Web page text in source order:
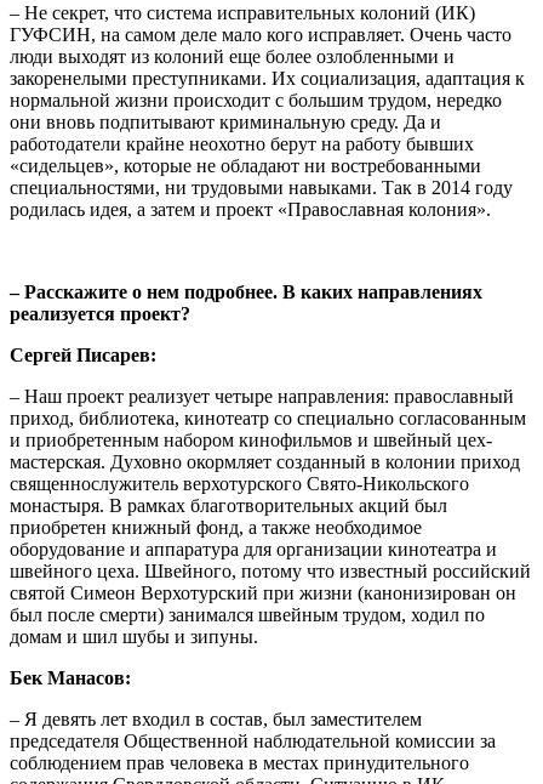
– Не секрет, что система исправительных колоний (ИК)
ГУФСИН, на самом деле мало кого исправляет. Очень часто
люди выходят из колоний еще более озлобленными и
закоренелыми преступниками. Их социализация, адаптация к
нормальной жизни происходит с большим трудом, нередко
они вновь подпитывают криминальную среду. Да и
работодатели крайне неохотно берут на работу бывших
«сидельцев», которые не обладают ни востребованными
специальностями, ни трудовыми навыками. Так в 2014 году
родилась идея, а затем и проект «Православная колония».
– Расскажите о нем подробнее. В каких направлениях
реализуется проект?
Сергей Писарев:
– Наш проект реализует четыре направления: православный
приход, библиотека, кинотеатр со специально согласованным
и приобретенным набором кинофильмов и швейный цех-
мастерская. Духовно окормляет созданный в колонии приход
священнослужитель верхотурского Свято-Никольского
монастыря. В рамках благотворительных акций был
приобретен книжный фонд, а также необходимое
оборудование и аппаратура для организации кинотеатра и
швейного цеха. Швейного, потому что известный российский
святой Симеон Верхотурский при жизни (канонизирован он
был после смерти) занимался швейным трудом, ходил по
домам и шил шубы и зипуны.
Бек Манасов:
– Я девять лет входил в состав, был заместителем
председателя Общественной наблюдательной комиссии за
соблюдением прав человека в местах принудительного